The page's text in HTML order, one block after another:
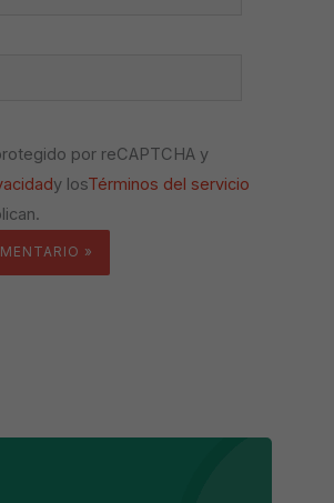
por reCAPTCHA y
y losTérminos del servicio